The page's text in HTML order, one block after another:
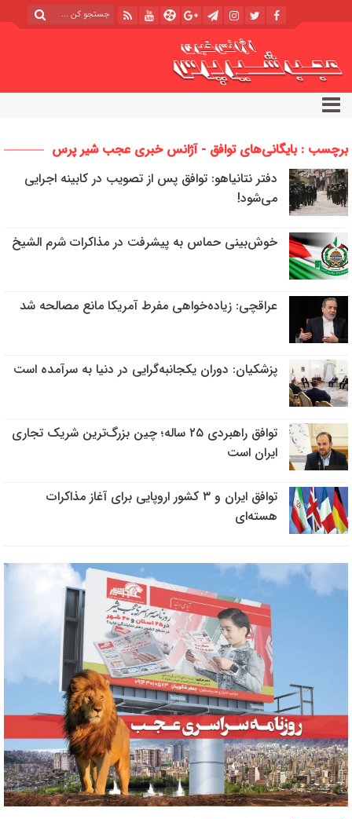
برچسب : بایگانی‌های توافق - آژانس خبری عجب شیر پرس
دفتر نتانیاهو: توافق پس از تصویب در کابینه اجرایی
می‌شود!
خوش‌بینی حماس به پیشرفت در مذاکرات شرم الشیخ
عراقچی: زیاده‌خواهی مفرط آمریکا مانع مصالحه شد
پزشکیان: دوران یکجانبه‌گرایی در دنیا به سرآمده است
توافق راهبردی ۲۵ ساله؛ چین بزرگ‌ترین شریک تجاری
ایران است
توافق ایران و ۳ کشور اروپایی برای آغاز مذاکرات
هسته‌ای